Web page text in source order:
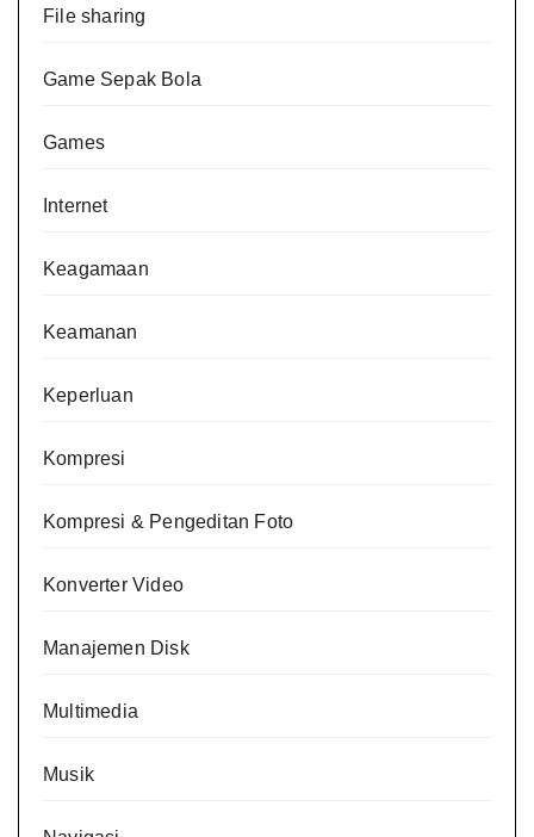
File sharing
Game Sepak Bola
Games
Internet
Keagamaan
Keamanan
Keperluan
Kompresi
Kompresi & Pengeditan Foto
Konverter Video
Manajemen Disk
Multimedia
Musik